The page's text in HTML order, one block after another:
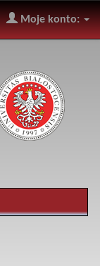
Moje konto: